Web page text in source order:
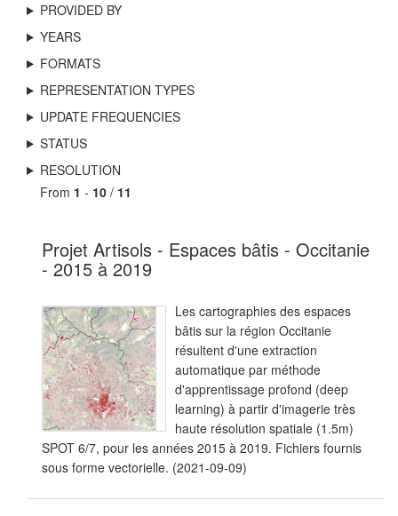
PROVIDED BY
YEARS
FORMATS
REPRESENTATION TYPES
UPDATE FREQUENCIES
STATUS
RESOLUTION
From 1 - 10 / 11
Projet Artisols - Espaces bâtis - Occitanie
- 2015 à 2019
Les cartographies des espaces
bâtis sur la région Occitanie
résultent d'une extraction
automatique par méthode
d'apprentissage profond (deep
learning) à partir d'imagerie très
haute résolution spatiale (1.5m)
SPOT 6/7, pour les années 2015 à 2019. Fichiers fournis
sous forme vectorielle. (2021-09-09)